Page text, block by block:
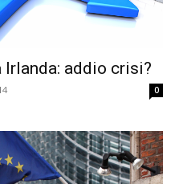
addio crisi?
0